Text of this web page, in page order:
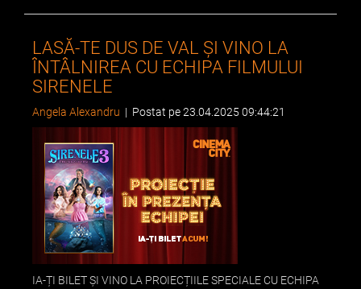
LASĂ-TE DUS DE VAL ȘI VINO LA
ÎNTÂLNIREA CU ECHIPA FILMULUI
SIRENELE
Angela Alexandru | Postat pe 23.04.2025 09:44:21
IA-ȚI BILET ȘI VINO LA PROIECȚIILE SPECIALE CU ECHIPA